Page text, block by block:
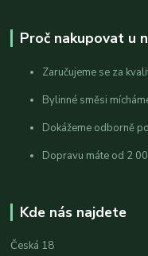
Proč nakupovat u
Zaručujeme se za
Bylinné směsi
Dokážeme odborně
Dopravu máte od 2
Kde nás najdete
Česká 18